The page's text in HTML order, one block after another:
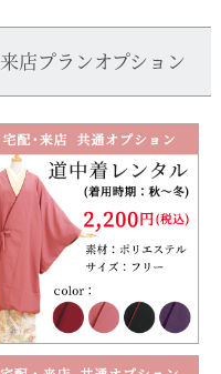
来店プランオプション